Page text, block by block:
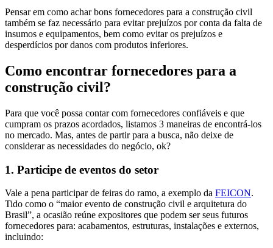
Pensar em como achar bons fornecedores para a construção civil
também se faz necessário para evitar prejuízos por conta da falta de
insumos e equipamentos, bem como evitar os prejuízos e
desperdícios por danos com produtos inferiores.
Como encontrar fornecedores para a
construção civil?
Para que você possa contar com fornecedores confiáveis e que
cumpram os prazos acordados, listamos 3 maneiras de encontrá-los
no mercado. Mas, antes de partir para a busca, não deixe de
considerar as necessidades do negócio, ok?
1. Participe de eventos do setor
Vale a pena participar de feiras do ramo, a exemplo da FEICON.
Tido como o “maior evento de construção civil e arquitetura do
Brasil”, a ocasião reúne expositores que podem ser seus futuros
fornecedores para: acabamentos, estruturas, instalações e externos,
incluindo: